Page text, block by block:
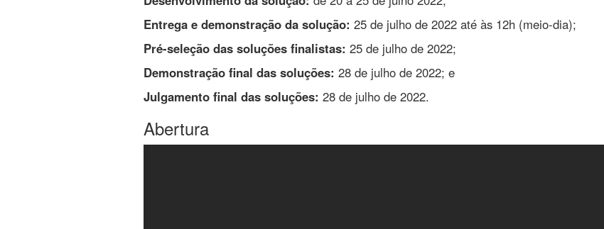
Entrega e demonstração da solução: 25 de julho de 2022 até às 12h (meio-dia);
Pré-seleção das soluções finalistas: 25 de julho de 2022;
Demonstração final das soluções: 28 de julho de 2022; e
Julgamento final das soluções: 28 de julho de 2022.
Abertura